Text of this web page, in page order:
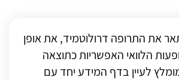
את התרופה דרולוטמיד, את אופן
הלוואי האפשריות כתוצאה
לעיין בדף המידע יחד עם